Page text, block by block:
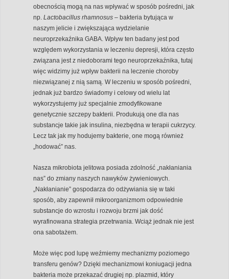
obecnością mogą na nas wpływać w sposób pośredni, jak
np. Lactobacillus rhamnosus – bakteria bytująca w
naszym jelicie i zwiększająca wydzielanie
neuroprzekaźnika GABA. Wpływ ten badany jest pod
względem wykorzystania w leczeniu depresji, która często
związana jest z niedoborami tego neuroprzekaźnika, tutaj
więc widzimy już wpływ bakterii na leczenie choroby
niezwiązanej z nią samą. W leczeniu w sposób pośredni,
jednak już bardzo świadomy i celowy od wielu lat
wykorzystujemy już specjalnie zmodyfikowane
genetycznie szczepy bakterii. Produkują one dla nas
substancje takie jak insulina, niezbędna w terapii cukrzycy.
Lecz tak jak my hodujemy bakterie, one mogą również
„hodować” nas.
Nasza mikrobiota jelitowa posiada zdolność „nakłaniania
nas” do zmiany naszych nawyków żywieniowych.
„Nakłanianie” gospodarza do odżywiania się w taki
sposób, aby zapewnił mikroorganizmom odpowiednie
substancje do wzrostu i rozwoju brzmi jak dość
wyrafinowana strategia przetrwania. Wciąż jednak nie jest
ona sabotażem.
Może więc pod lupę weźmiemy mechanizmy poziomego
transferu genów? Dzięki mechanizmowi koniugacji jedna
bakteria może przekazać drugiej np. plazmid, który